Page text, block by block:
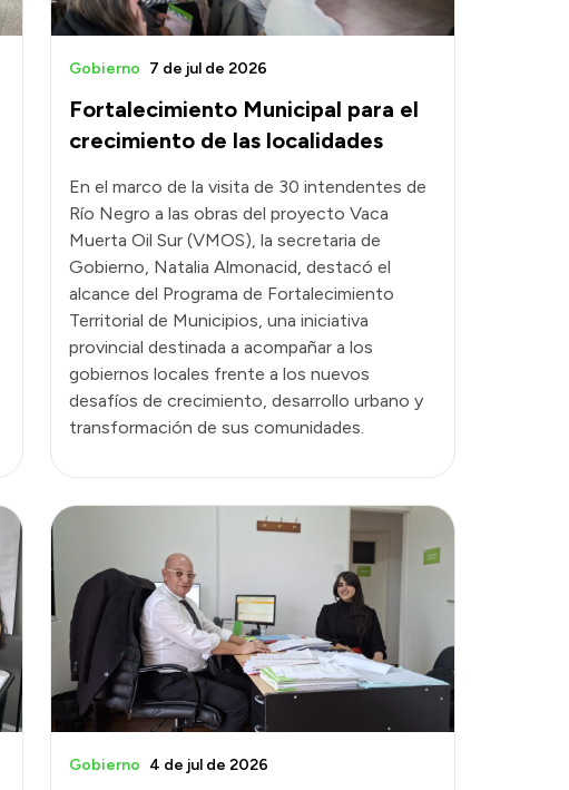
Fortalecimiento Municipal para el
crecimiento de las localidades
Gobierno 7 de jul de 2026
En el marco de la visita de 30 intendentes de
Río Negro a las obras del proyecto Vaca
Muerta Oil Sur (VMOS), la secretaria de
Gobierno, Natalia Almonacid, destacó el
alcance del Programa de Fortalecimiento
Territorial de Municipios, una iniciativa
provincial destinada a acompañar a los
gobiernos locales frente a los nuevos
desafíos de crecimiento, desarrollo urbano y
transformación de sus comunidades.
Gobierno 4 de jul de 2026